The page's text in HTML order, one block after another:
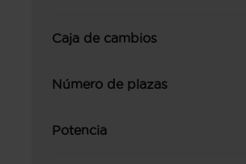
Caja de cambios
Número de plazas
Potencia